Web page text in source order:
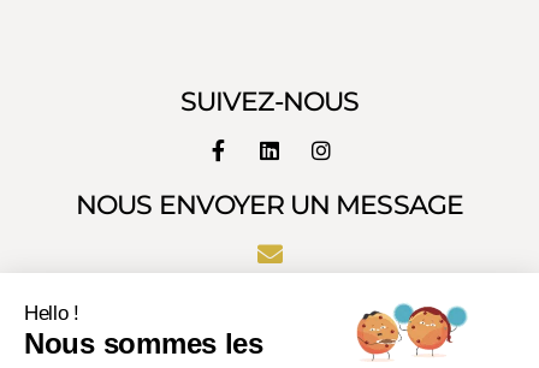
SUIVEZ-NOUS
NOUS ENVOYER UN MESSAGE
Hello !
Nous sommes les